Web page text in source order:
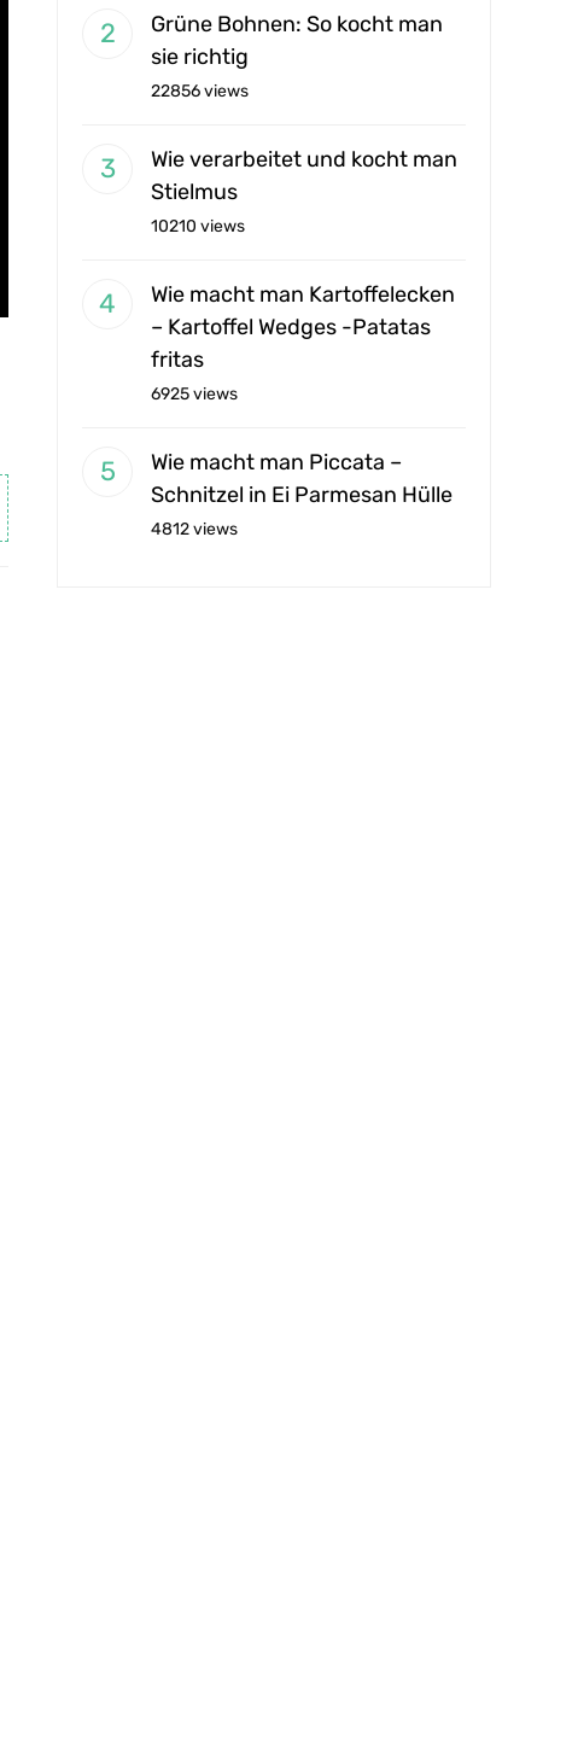
Grüne Bohnen: So kocht man
sie richtig
22856 views
Wie verarbeitet und kocht man
Stielmus
10210 views
Wie macht man Kartoffelecken
– Kartoffel Wedges -Patatas
fritas
6925 views
Wie macht man Piccata –
Schnitzel in Ei Parmesan Hülle
4812 views